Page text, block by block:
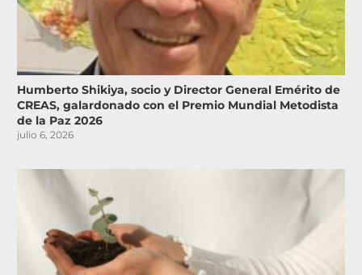
Humberto Shikiya, socio y Director General Emérito de
CREAS, galardonado con el Premio Mundial Metodista
de la Paz 2026
julio 6, 2026